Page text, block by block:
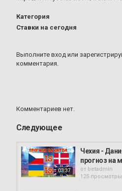
Категория
Ставки на сегодня
Выполните вход или
комментария.
Комментариев нет.
Следующее
03:37
Чехия -
прогноз на
от betadmin
125 просмотры